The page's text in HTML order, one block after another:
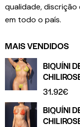
qualidade, discrição
em todo o país.
MAIS VENDIDOS
BIQUÍNI
31.92€
BIQUÍNI